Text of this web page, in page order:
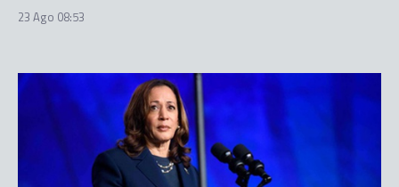
23 Ago 08:53